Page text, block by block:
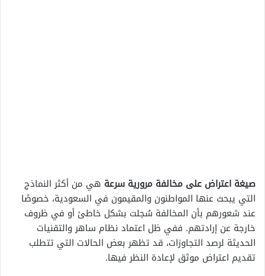
صيغة اعتراض على مخالفة مرورية سرعة هي من أكثر النماذج
التي يبحث عنها المواطنون والمقيمون في السعودية، خصوصًا
عند شعورهم بأن المخالفة سُجلت بشكل خاطئ أو في ظروف
خارجة عن إرادتهم. ففي ظل اعتماد نظام ساهر والتقنيات
الحديثة لرصد التجاوزات، قد تظهر بعض الحالات التي تتطلب
تقديم اعتراض موثق لإعادة النظر فيها.